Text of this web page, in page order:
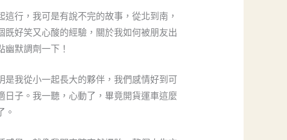
行，我可是有說不完的故事，從北到南，
好笑又心酸的經驗，關於我如何被朋友出
默調劑一下！
我從小一起長大的夥伴，我們感情好到可
子。我一聽，心動了，畢竟開貨運車這麼
。